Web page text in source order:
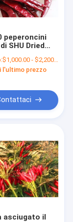
peperoncini
SHU Dried
hanno
le spezie
$1,000.00 - $2,200.00/Metric Tons
l'ultimo prezzo
asciugato il